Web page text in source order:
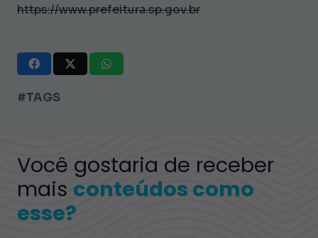
https://www.prefeitura.sp.gov.br
#TAGS
Você gostaria de receber
mais conteúdos como
esse?